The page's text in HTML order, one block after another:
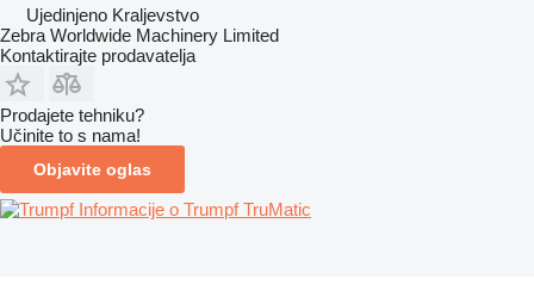
Ujedinjeno Kraljevstvo
Zebra Worldwide Machinery Limited
Kontaktirajte prodavatelja
Prodajete tehniku?
Učinite to s nama!
Objavite oglas
Informacije o Trumpf TruMatic